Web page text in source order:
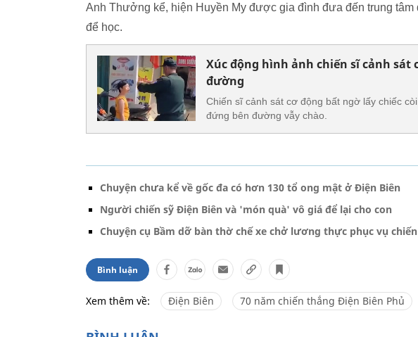
Anh Thưởng kể, hiện Huyền My được gia đình đưa đến trung tâm
để học.
Xúc động hình ảnh chiến sĩ cảnh sát
đường
Chiến sĩ cảnh sát cơ động bất ngờ lấy chiếc
đứng bên đường vẫy chào.
Chuyện chưa kể về gốc đa có hơn 130 tổ ong mật ở Điện Biên
Người chiến sỹ Điện Biên và 'món quà' vô giá để lại cho con
Chuyện cụ Bầm dỡ bàn thờ chế xe chở lương thực phục vụ
Bình luận
Xem thêm về: Điện Biên 70 năm chiến thắng Điện Biên Phủ